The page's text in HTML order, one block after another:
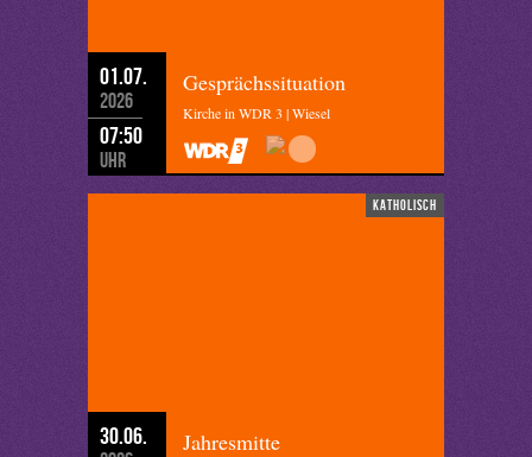
01.07.
2026
07:50
Uhr
Gesprächssituation
Kirche in WDR 3 | Wiesel
katholisch
30.06. Jahresmitte